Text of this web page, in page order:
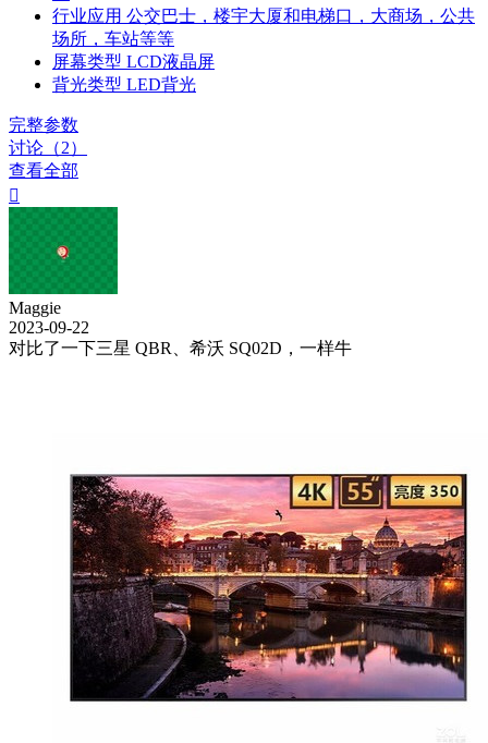
行业应用 公交巴士，楼宇大厦和电梯口，大商场，公共
场所，车站等等
屏幕类型 LCD液晶屏
背光类型 LED背光
完整参数
讨论（2）
查看全部

Maggie
2023-09-22
对比了一下三星 QBR、希沃 SQ02D，一样牛